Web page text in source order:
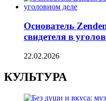
Основатель
свидетеля в
22.02.2026
КУЛЬТУРА